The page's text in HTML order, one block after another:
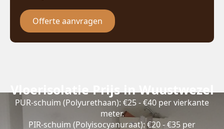
Offerte aanvragen
Vloerisolatie Prijs in Wuustwezel
PUR-schuim (Polyurethaan): €25 - €40 per vierkante
meter.
PIR-schuim (Polyisocyanuraat): €20 - €35 per